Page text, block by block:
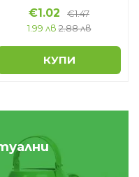
€1.02 €1.47
1.99 лв 2.88 лв
КУПИ